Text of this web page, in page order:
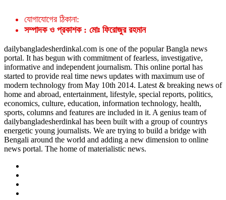
যোগাযোগের ঠিকানা:
সম্পাদক ও প্রকাশক : মোঃ ফিরোজুর রহমান
dailybangladesherdinkal.com is one of the popular Bangla news
portal. It has begun with commitment of fearless, investigative,
informative and independent journalism. This online portal has
started to provide real time news updates with maximum use of
modern technology from May 10th 2014. Latest & breaking news of
home and abroad, entertainment, lifestyle, special reports, politics,
economics, culture, education, information technology, health,
sports, columns and features are included in it. A genius team of
dailybangladesherdinkal has been built with a group of countrys
energetic young journalists. We are trying to build a bridge with
Bengali around the world and adding a new dimension to online
news portal. The home of materialistic news.